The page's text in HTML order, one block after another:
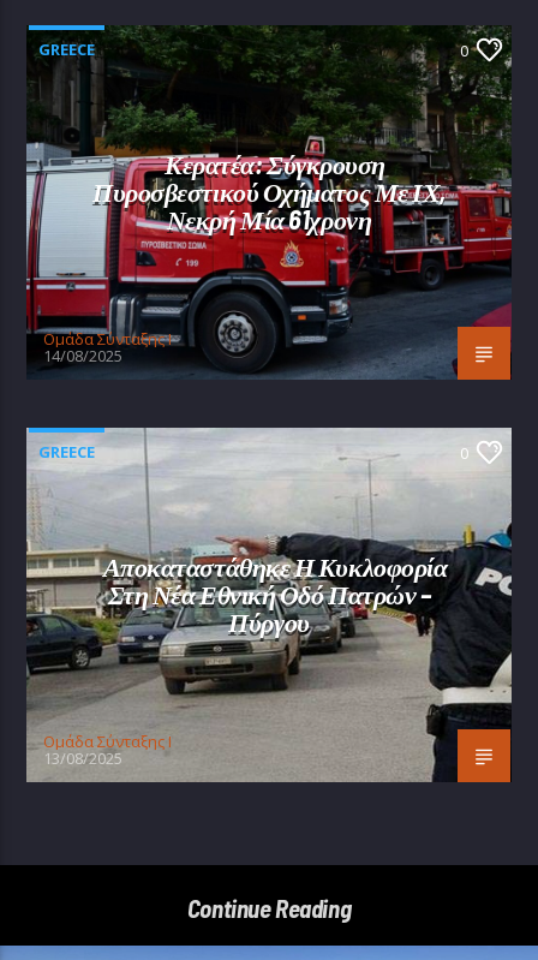
GREECE 0
Κερατέα: Σύγκρουση
Πυροσβεστικού Οχήματος Με ΙΧ,
Νεκρή Μία 61χρονη
Oμάδα Σύνταξης Ι
14/08/2025
GREECE 0
Αποκαταστάθηκε Η Κυκλοφορία
Στη Νέα Εθνική Οδό Πατρών –
Πύργου
Oμάδα Σύνταξης Ι
13/08/2025
Continue Reading